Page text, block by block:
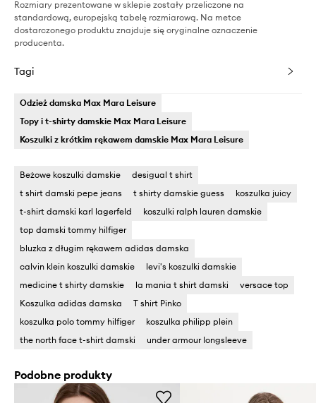
Rozmiary prezentowane w sklepie zostały przeliczone na
standardową, europejską tabelę rozmiarową. Na metce
dostarczonego produktu znajduje się oryginalne oznaczenie
producenta.
Tagi
Odzież damska Max Mara Leisure
Topy i t-shirty damskie Max Mara Leisure
Koszulki z krótkim rękawem damskie Max Mara Leisure
Beżowe koszulki damskie
desigual t shirt
t shirt damski pepe jeans
t shirty damskie guess
koszulka juicy
t-shirt damski karl lagerfeld
koszulki ralph lauren damskie
top damski tommy hilfiger
bluzka z długim rękawem adidas damska
calvin klein koszulki damskie
levi's koszulki damskie
medicine t shirty damskie
la mania t shirt damski
versace top
Koszulka adidas damska
T shirt Pinko
koszulka polo tommy hilfiger
koszulka philipp plein
the north face t-shirt damski
under armour longsleeve
Podobne produkty